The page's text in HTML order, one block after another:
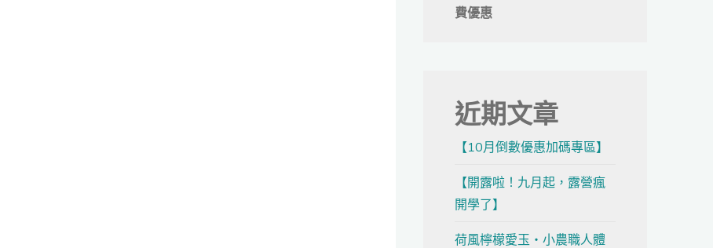
費優惠
近期文章
【10月倒數優惠加碼專區】
【開露啦！九月起，露營瘋
開學了】
荷風檸檬愛玉・小農職人體